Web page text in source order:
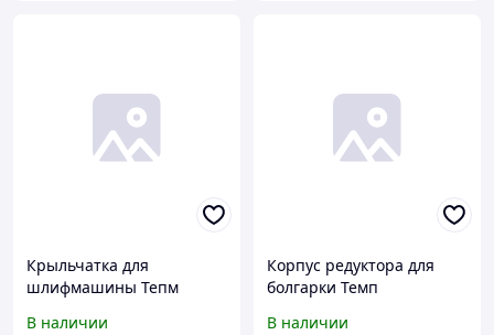
Крыльчатка для
шлифмашины Тепм
В наличии
Корпус редуктора для
болгарки Темп
В наличии